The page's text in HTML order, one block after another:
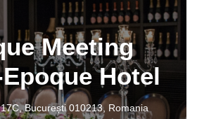
Meeting
Hotel
București 010213, Romania